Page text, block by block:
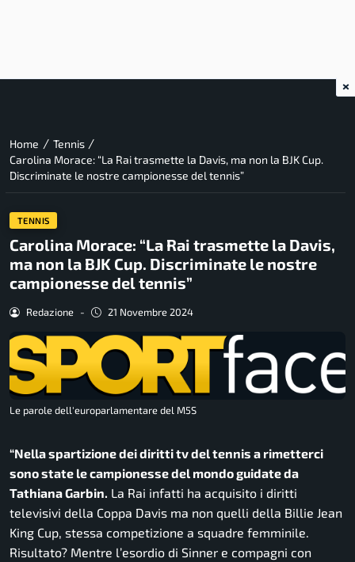
Home / Tennis /
Carolina Morace: “La Rai trasmette la Davis, ma non la BJK Cup.
Discriminate le nostre campionesse del tennis”
TENNIS
Carolina Morace: “La Rai trasmette la Davis,
ma non la BJK Cup. Discriminate le nostre
campionesse del tennis”
Redazione - 21 Novembre 2024
Le parole dell'europarlamentare del M5S
“Nella spartizione dei diritti tv del tennis a rimetterci
sono state le campionesse del mondo guidate da
Tathiana Garbin. La Rai infatti ha acquisito i diritti
televisivi della Coppa Davis ma non quelli della Billie Jean
King Cup, stessa competizione a squadre femminile.
Risultato? Mentre l’esordio di Sinner e compagni con
×